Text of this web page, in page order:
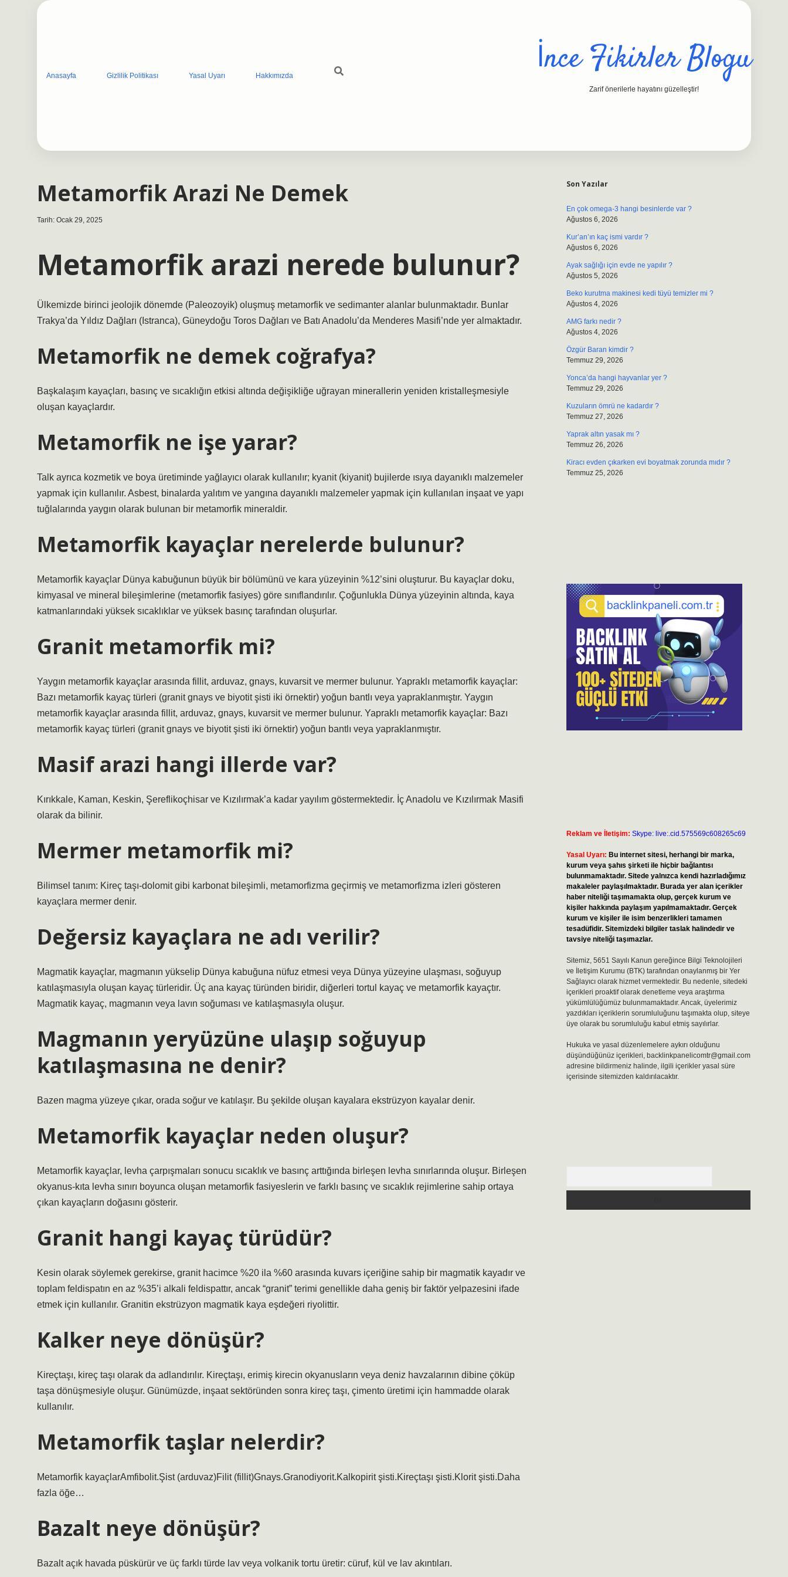
Anasayfa Gizlilik Politikası Yasal Uyarı Hakkımızda İnce Fikirler Blogu
Zarif önerilerle hayatını güzelleştir!
Metamorfik Arazi Ne Demek
Tarih: Ocak 29, 2025
Metamorfik arazi nerede bulunur?
Ülkemizde birinci jeolojik dönemde (Paleozoyik) oluşmuş metamorfik ve sedimanter alanlar bulunmaktadır. Bunlar
Trakya’da Yıldız Dağları (Istranca), Güneydoğu Toros Dağları ve Batı Anadolu’da Menderes Masifi’nde yer almaktadır.
Metamorfik ne demek coğrafya?
Başkalaşım kayaçları, basınç ve sıcaklığın etkisi altında değişikliğe uğrayan minerallerin yeniden kristalleşmesiyle
oluşan kayaçlardır.
Metamorfik ne işe yarar?
Talk ayrıca kozmetik ve boya üretiminde yağlayıcı olarak kullanılır; kyanit (kiyanit) bujilerde ısıya dayanıklı malzemeler
yapmak için kullanılır. Asbest, binalarda yalıtım ve yangına dayanıklı malzemeler yapmak için kullanılan inşaat ve yapı
tuğlalarında yaygın olarak bulunan bir metamorfik mineraldir.
Metamorfik kayaçlar nerelerde bulunur?
Metamorfik kayaçlar Dünya kabuğunun büyük bir bölümünü ve kara yüzeyinin %12’sini oluşturur. Bu kayaçlar doku,
kimyasal ve mineral bileşimlerine (metamorfik fasiyes) göre sınıflandırılır. Çoğunlukla Dünya yüzeyinin altında, kaya
katmanlarındaki yüksek sıcaklıklar ve yüksek basınç tarafından oluşurlar.
Granit metamorfik mi?
Yaygın metamorfik kayaçlar arasında fillit, arduvaz, gnays, kuvarsit ve mermer bulunur. Yapraklı metamorfik kayaçlar:
Bazı metamorfik kayaç türleri (granit gnays ve biyotit şisti iki örnektir) yoğun bantlı veya yapraklanmıştır. Yaygın
metamorfik kayaçlar arasında fillit, arduvaz, gnays, kuvarsit ve mermer bulunur. Yapraklı metamorfik kayaçlar: Bazı
metamorfik kayaç türleri (granit gnays ve biyotit şisti iki örnektir) yoğun bantlı veya yapraklanmıştır.
Masif arazi hangi illerde var?
Kırıkkale, Kaman, Keskin, Şereflikoçhisar ve Kızılırmak’a kadar yayılım göstermektedir. İç Anadolu ve Kızılırmak Masifi
olarak da bilinir.
Mermer metamorfik mi?
Bilimsel tanım: Kireç taşı-dolomit gibi karbonat bileşimli, metamorfizma geçirmiş ve metamorfizma izleri gösteren
kayaçlara mermer denir.
Değersiz kayaçlara ne adı verilir?
Magmatik kayaçlar, magmanın yükselip Dünya kabuğuna nüfuz etmesi veya Dünya yüzeyine ulaşması, soğuyup
katılaşmasıyla oluşan kayaç türleridir. Üç ana kayaç türünden biridir, diğerleri tortul kayaç ve metamorfik kayaçtır.
Magmatik kayaç, magmanın veya lavın soğuması ve katılaşmasıyla oluşur.
Magmanın yeryüzüne ulaşıp soğuyup
katılaşmasına ne denir?
Bazen magma yüzeye çıkar, orada soğur ve katılaşır. Bu şekilde oluşan kayalara ekstrüzyon kayalar denir.
Metamorfik kayaçlar neden oluşur?
Metamorfik kayaçlar, levha çarpışmaları sonucu sıcaklık ve basınç arttığında birleşen levha sınırlarında oluşur. Birleşen
okyanus-kıta levha sınırı boyunca oluşan metamorfik fasiyeslerin ve farklı basınç ve sıcaklık rejimlerine sahip ortaya
çıkan kayaçların doğasını gösterir.
Granit hangi kayaç türüdür?
Kesin olarak söylemek gerekirse, granit hacimce %20 ila %60 arasında kuvars içeriğine sahip bir magmatik kayadır ve
toplam feldispatın en az %35’i alkali feldispattır, ancak “granit” terimi genellikle daha geniş bir faktör yelpazesini ifade
etmek için kullanılır. Granitin ekstrüzyon magmatik kaya eşdeğeri riyolittir.
Kalker neye dönüşür?
Kireçtaşı, kireç taşı olarak da adlandırılır. Kireçtaşı, erimiş kirecin okyanusların veya deniz havzalarının dibine çöküp
taşa dönüşmesiyle oluşur. Günümüzde, inşaat sektöründen sonra kireç taşı, çimento üretimi için hammadde olarak
kullanılır.
Metamorfik taşlar nelerdir?
Metamorfik kayaçlarAmfibolit.Şist (arduvaz)Filit (fillit)Gnays.Granodiyorit.Kalkopirit şisti.Kireçtaşı şisti.Klorit şisti.Daha
fazla öğe…
Bazalt neye dönüşür?
Bazalt açık havada püskürür ve üç farklı türde lav veya volkanik tortu üretir: cüruf, kül ve lav akıntıları.
Son Yazılar
En çok omega-3 hangi besinlerde var ?
Ağustos 6, 2026
Kur’an’ın kaç ismi vardır ?
Ağustos 6, 2026
Ayak sağlığı için evde ne yapılır ?
Ağustos 5, 2026
Beko kurutma makinesi kedi tüyü temizler mi ?
Ağustos 4, 2026
AMG farkı nedir ?
Ağustos 4, 2026
Özgür Baran kimdir ?
Temmuz 29, 2026
Yonca’da hangi hayvanlar yer ?
Temmuz 29, 2026
Kuzuların ömrü ne kadardır ?
Temmuz 27, 2026
Yaprak altın yasak mı ?
Temmuz 26, 2026
Kiracı evden çıkarken evi boyatmak zorunda mıdır ?
Temmuz 25, 2026
Reklam ve İletişim: Skype: live:.cid.575569c608265c69
Yasal Uyarı: Bu internet sitesi, herhangi bir marka,
kurum veya şahıs şirketi ile hiçbir bağlantısı
bulunmamaktadır. Sitede yalnızca kendi hazırladığımız
makaleler paylaşılmaktadır. Burada yer alan içerikler
haber niteliği taşımamakta olup, gerçek kurum ve
kişiler hakkında paylaşım yapılmamaktadır. Gerçek
kurum ve kişiler ile isim benzerlikleri tamamen
tesadüfidir. Sitemizdeki bilgiler taslak halindedir ve
tavsiye niteliği taşımazlar.
Sitemiz, 5651 Sayılı Kanun gereğince Bilgi Teknolojileri
ve İletişim Kurumu (BTK) tarafından onaylanmış bir Yer
Sağlayıcı olarak hizmet vermektedir. Bu nedenle, sitedeki
içerikleri proaktif olarak denetleme veya araştırma
yükümlülüğümüz bulunmamaktadır. Ancak, üyelerimiz
yazdıkları içeriklerin sorumluluğunu taşımakta olup, siteye
üye olarak bu sorumluluğu kabul etmiş sayılırlar.
Hukuka ve yasal düzenlemelere aykırı olduğunu
düşündüğünüz içerikleri, backlinkpanelicomtr@gmail.com
adresine bildirmeniz halinde, ilgili içerikler yasal süre
içerisinde sitemizden kaldırılacaktır.